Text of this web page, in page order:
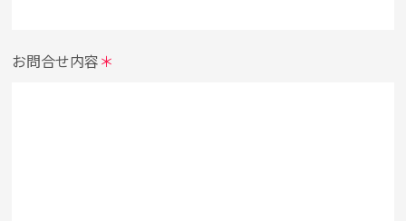
お問合せ内容＊